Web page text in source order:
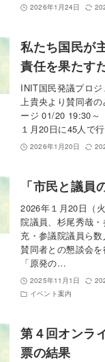
2026年1月24日
私たち国民が
責任を果たす
INIT国民発議プロ
上貴央より賛同者
ージ 01/20 19:30～
１月20日に45人で
2026年1月20日
「市民と議員
2026年１月20日（
院議員、杉尾秀哉
充・参議院議員ら
賛同者との懇談会
「原発の…
2025年11月1日
イベント案内
第４回オンラ
票の結果